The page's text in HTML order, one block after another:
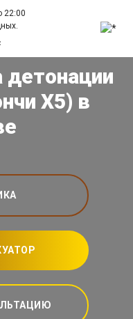
22:00
детонации
Х5) в